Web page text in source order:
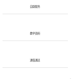
自助服务
教学资料
通借通还